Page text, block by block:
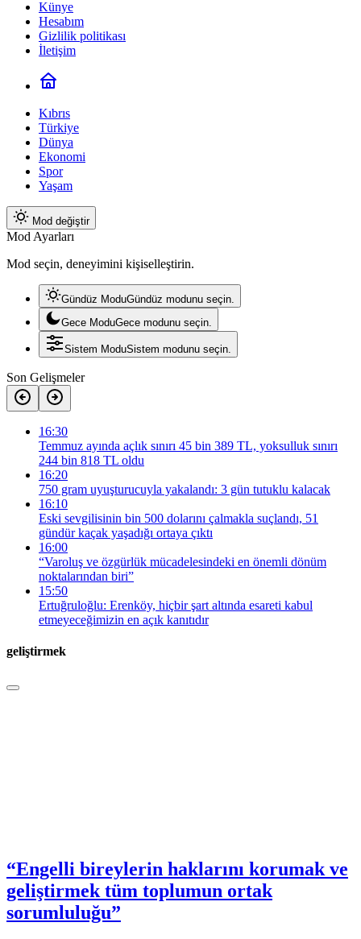
Künye
Hesabım
Gizlilik politikası
İletişim
Kıbrıs
Türkiye
Dünya
Ekonomi
Spor
Yaşam
Mod değiştir
Mod Ayarları
Mod seçin, deneyimini kişiselleştirin.
Gündüz ModuGündüz modunu seçin.
Gece ModuGece modunu seçin.
Sistem ModuSistem modunu seçin.
Son Gelişmeler
16:30
Temmuz ayında açlık sınırı 45 bin 389 TL, yoksulluk sınırı
244 bin 818 TL oldu
16:20
750 gram uyuşturucuyla yakalandı: 3 gün tutuklu kalacak
16:10
Eski sevgilisinin bin 500 dolarını çalmakla suçlandı, 51
gündür kaçak yaşadığı ortaya çıktı
16:00
“Varoluş ve özgürlük mücadelesindeki en önemli dönüm
noktalarından biri”
15:50
Ertuğruloğlu: Erenköy, hiçbir şart altında esareti kabul
etmeyeceğimizin en açık kanıtıdır
geliştirmek
“Engelli bireylerin haklarını korumak ve
geliştirmek tüm toplumun ortak
sorumluluğu”